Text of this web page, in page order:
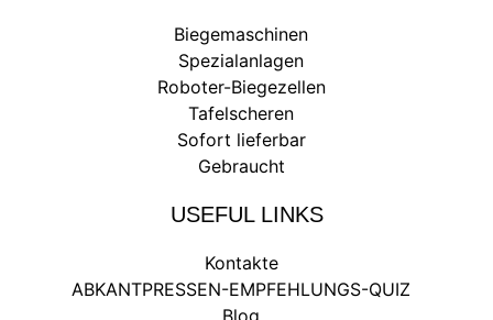
Biegemaschinen
Spezialanlagen
Roboter-Biegezellen
Tafelscheren
Sofort lieferbar
Gebraucht
USEFUL LINKS
Kontakte
ABKANTPRESSEN-EMPFEHLUNGS-QUIZ